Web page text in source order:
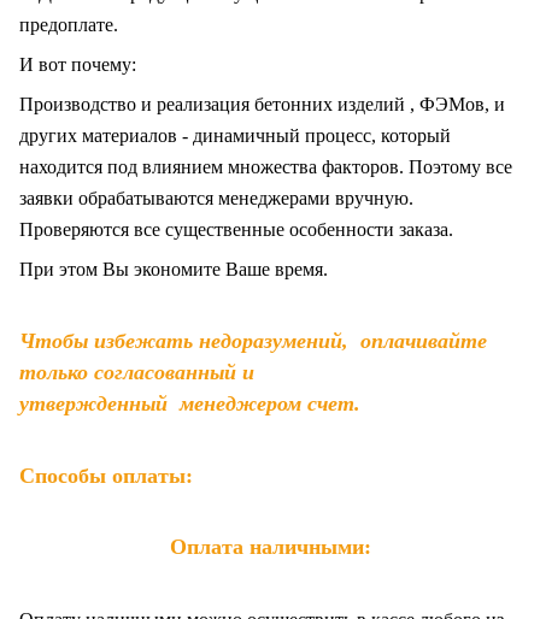
предоплате.
И вот почему:
Производство и реализация бетонних изделий , ФЭМов, и
других материалов - динамичный процесс, который
находится под влиянием множества факторов. Поэтому все
заявки обрабатываются менеджерами вручную.
Проверяются все существенные особенности заказа.
При этом Вы экономите Ваше время.
Чтобы избежать недоразумений, оплачивайте
только согласованный и
утвержденный менеджером счет.
Способы оплаты:
Оплата наличными: